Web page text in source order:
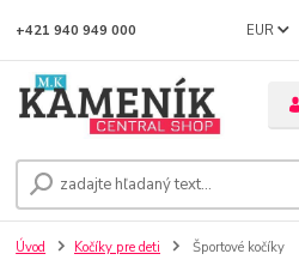
EUR
+421 940 949 000
Úvod Kočíky pre deti Športové kočíky